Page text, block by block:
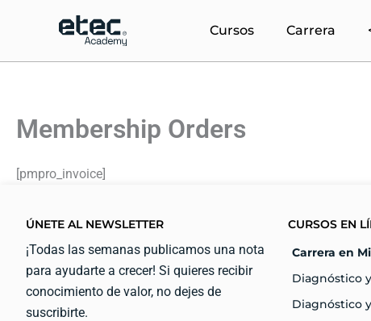
Cursos Carrera
Membership Orders
[pmpro_invoice]
ÚNETE AL NEWSLETTER
¡Todas las semanas publicamos una nota
para ayudarte a crecer! Si quieres recibir
conocimiento de valor, no dejes de
suscribirte.
CURSOS EN
Carrera en
Diagnóstico
Diagnóstico